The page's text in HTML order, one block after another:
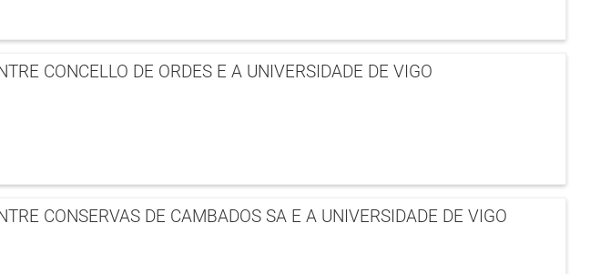
CONCELLO DE ORDES E A UNIVERSIDADE DE VIGO
CONSERVAS DE CAMBADOS SA E A UNIVERSIDADE DE VIGO